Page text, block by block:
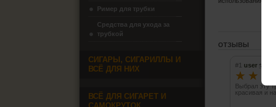
ОТЗЫВЫ
#1 user
☆ ☆
Выбрал эту
красивая и
Ример для трубки
Средства для ухода за
трубкой
СИГАРЫ, СИГАРИЛЛЫ И
ВСЁ ДЛЯ НИХ
ВСЁ ДЛЯ СИГАРЕТ И